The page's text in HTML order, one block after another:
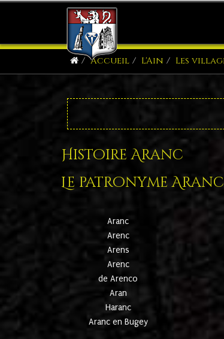
Accueil L'Ain Les
Histoire Aranc
Le patronyme
Aranc
Arenc
Arens
Arenc
de Arenco
Aran
Haranc
Aranc en Bugey